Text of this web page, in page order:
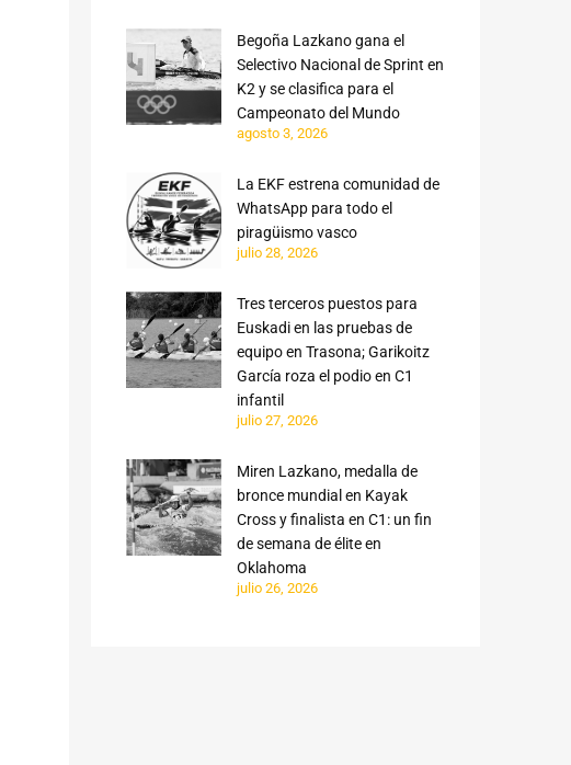
Begoña Lazkano gana el
Selectivo Nacional de Sprint en
K2 y se clasifica para el
Campeonato del Mundo
agosto 3, 2026
La EKF estrena comunidad de
WhatsApp para todo el
piragüismo vasco
julio 28, 2026
Tres terceros puestos para
Euskadi en las pruebas de
equipo en Trasona; Garikoitz
García roza el podio en C1
infantil
julio 27, 2026
Miren Lazkano, medalla de
bronce mundial en Kayak
Cross y finalista en C1: un fin
de semana de élite en
Oklahoma
julio 26, 2026